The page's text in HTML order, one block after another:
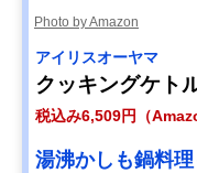
Photo by Amazon
アイリスオーヤマ
クッキングケト
税込み6,509円（
湯沸かしも鍋料